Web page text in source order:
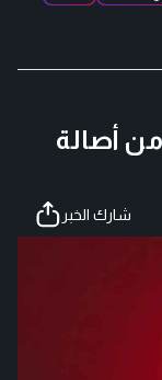
أصالة
شارك الخبر